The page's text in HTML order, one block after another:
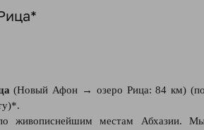
(Новый Афон → озеро Рица: 84 км)
живописнейшим местам Абхазии.